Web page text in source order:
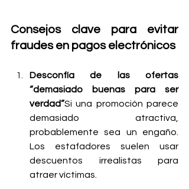
Consejos clave para evitar
fraudes en pagos electrónicos
Desconfía de las ofertas
“demasiado buenas para ser
verdad”Si una promoción parece
demasiado atractiva,
probablemente sea un engaño.
Los estafadores suelen usar
descuentos irrealistas para
atraer víctimas.